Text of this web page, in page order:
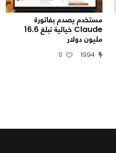
مستخدم يصدم بفاتورة
Claude خيالية تبلغ 16.6
مليون دولار
1994
0